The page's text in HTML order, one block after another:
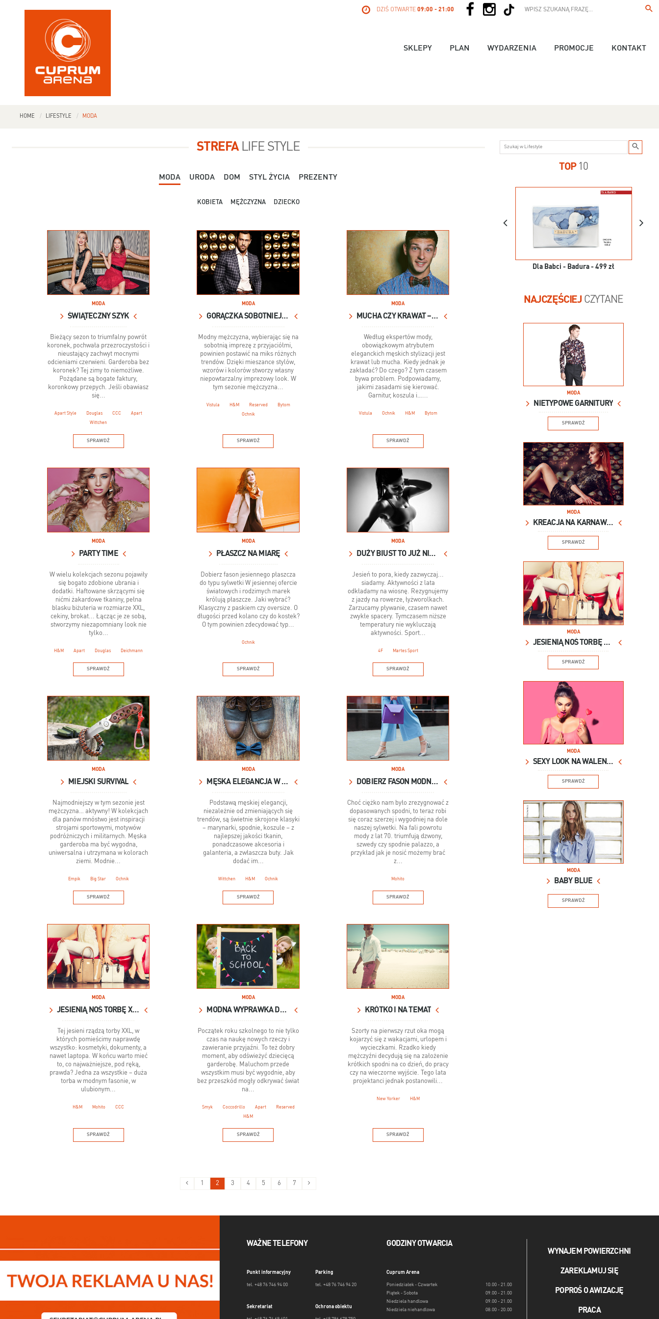
DZIŚ OTWARTE 09:00 - 21:00
SKLEPY PLAN WYDARZENIA PROMOCJE KONTAKT
HOME LIFESTYLE MODA
STREFALIFE STYLE
MODA URODA DOM STYL ŻYCIA PREZENTY
KOBIETA MĘŻCZYZNA DZIECKO
MODA
ŚWIĄTECZNY SZYK
Bieżący sezon to triumfalny powrót
koronek, pochwała przezroczystości i
nieustający zachwyt mocnymi
odcieniami czerwieni. Garderoba bez
koronek? Tej zimy to niemożliwe.
Pożądane są bogate faktury,
koronkowy przepych. Jeśli obawiasz
się...
Apart Style Douglas CCC Apart
Wittchen
SPRAWDŹ
MODA
GORĄCZKA SOBOTNIEJ NOCY
Modny mężczyzna, wybierając się na
sobotnią imprezę z przyjaciółmi,
powinien postawić na miks różnych
trendów. Dzięki mieszance stylów,
wzorów i kolorów stworzy własny
niepowtarzalny imprezowy look. W
tym sezonie mężczyzna...
Vistula H&M Reserved Bytom
Ochnik
SPRAWDŹ
MODA
MUCHA CZY KRAWAT – OTO JEST PYTANIE...
Według ekspertów mody,
obowiązkowym atrybutem
eleganckich męskich stylizacji jest
krawat lub mucha. Kiedy jednak je
zakładać? Do czego? Z tym czasem
bywa problem. Podpowiadamy,
jakimi zasadami się kierować.
Garnitur, koszula i…...
Vistula Ochnik H&M Bytom
SPRAWDŹ
MODA
PARTY TIME
W wielu kolekcjach sezonu pojawiły
się bogato zdobione ubrania i
dodatki. Haftowane skrzącymi się
nićmi żakardowe tkaniny, pełna
blasku biżuteria w rozmiarze XXL,
cekiny, brokat... Łącząc je ze sobą,
stworzymy niezapomniany look nie
tylko...
H&M Apart Douglas Deichmann
SPRAWDŹ
MODA
PŁASZCZ NA MIARĘ
Dobierz fason jesiennego płaszcza
do typu sylwetki W jesiennej ofercie
światowych i rodzimych marek
królują płaszcze. Jaki wybrać?
Klasyczny z paskiem czy oversize. O
długości przed kolano czy do kostek?
O tym powinien zdecydować typ...
Ochnik
SPRAWDŹ
MODA
DUŻY BIUST TO JUŻ NIE PROBLEM!
Jesień to pora, kiedy zazwyczaj...
siadamy. Aktywności z lata
odkładamy na wiosnę. Rezygnujemy
z jazdy na rowerze, łyżworolkach.
Zarzucamy pływanie, czasem nawet
zwykłe spacery. Tymczasem niższe
temperatury nie wykluczają
aktywności. Sport...
4F Martes Sport
SPRAWDŹ
MODA
MIEJSKI SURVIVAL
Najmodniejszy w tym sezonie jest
mężczyzna… aktywny! W kolekcjach
dla panów mnóstwo jest inspiracji
strojami sportowymi, motywów
podróżniczych i militarnych. Męska
garderoba ma być wygodna,
uniwersalna i utrzymana w kolorach
ziemi. Modnie...
Empik Big Star Ochnik
SPRAWDŹ
MODA
MĘSKA ELEGANCJA W MODNYM STYLU
Podstawą męskiej elegancji,
niezależnie od zmieniających się
trendów, są świetnie skrojone klasyki
– marynarki, spodnie, koszule – z
najlepszej jakości tkanin,
ponadczasowe akcesoria i
galanteria, a zwłaszcza buty. Jak
dodać im...
Wittchen H&M Ochnik
SPRAWDŹ
MODA
DOBIERZ FASON MODNYCH SPODNI
Choć ciężko nam było zrezygnować z
dopasowanych spodni, to teraz robi
się coraz szerzej i wygodniej na dole
naszej sylwetki. Na fali powrotu
mody z lat 70. triumfują dzwony,
szwedy czy spodnie palazzo, a
przykład jak je nosić możemy brać
z...
Mohito
SPRAWDŹ
MODA
JESIENIĄ NOŚ TORBĘ XXL
Tej jesieni rządzą torby XXL, w
których pomieścimy naprawdę
wszystko: kosmetyki, dokumenty, a
nawet laptopa. W końcu warto mieć
to, co najważniejsze, pod ręką,
prawda? Jedna za wszystkie – duża
torba w modnym fasonie, w
ulubionym...
H&M Mohito CCC
SPRAWDŹ
MODA
MODNA WYPRAWKA DLA DZIEWCZYNKI I CHŁOPCA
Początek roku szkolnego to nie tylko
czas na naukę nowych rzeczy i
zawieranie przyjaźni. To też dobry
moment, aby odświeżyć dziecięcą
garderobę. Maluchom przede
wszystkim musi być wygodnie, aby
bez przeszkód mogły odkrywać świat
na...
Smyk Coccodrillo Apart Reserved
H&M
SPRAWDŹ
MODA
KRÓTKO I NA TEMAT
Szorty na pierwszy rzut oka mogą
kojarzyć się z wakacjami, urlopem i
wycieczkami. Rzadko kiedy
mężczyźni decydują się na założenie
krótkich spodni na co dzień, do pracy
czy na wieczorne wyjście. Tego lata
projektanci jednak postanowili...
New Yorker H&M
SPRAWDŹ
1 2 3 4 5 6 7
TOP10
Dla Niej - Orsay - 119,99 zł
Dla Babci - Badura - 499 zł
NAJCZĘŚCIEJCZYTANE
MODA
NIETYPOWE GARNITURY
SPRAWDŹ
MODA
KREACJA NA KARNAWAŁ
SPRAWDŹ
MODA
JESIENIĄ NOŚ TORBĘ XXL
SPRAWDŹ
MODA
SEXY LOOK NA WALENTYNKI
SPRAWDŹ
MODA
BABY BLUE
SPRAWDŹ
WAŻNE TELEFONY
Punkt informacyjny
tel. +48 76 746 94 00
Parking
tel. +48 76 746 94 20
Sekretariat Ochrona obiektu
GODZINY OTWARCIA
Cuprum Arena
Poniedziałek - Czwartek
10.00 - 21.00
Piątek - Sobota
09.00 - 21.00
Niedziela handlowa
09.00 - 21.00
Niedziela niehandlowa
08.00 - 20.00
WYNAJEM POWIERZCHNI
ZAREKLAMUJ SIĘ
POPROŚ O AWIZACJĘ
PRACA